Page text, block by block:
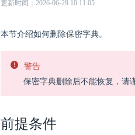
更新时间：2026-06-29 10:11:05
本节介绍如何删除保密字典。
警告
保密字典删除后不能恢复，请
前提条件